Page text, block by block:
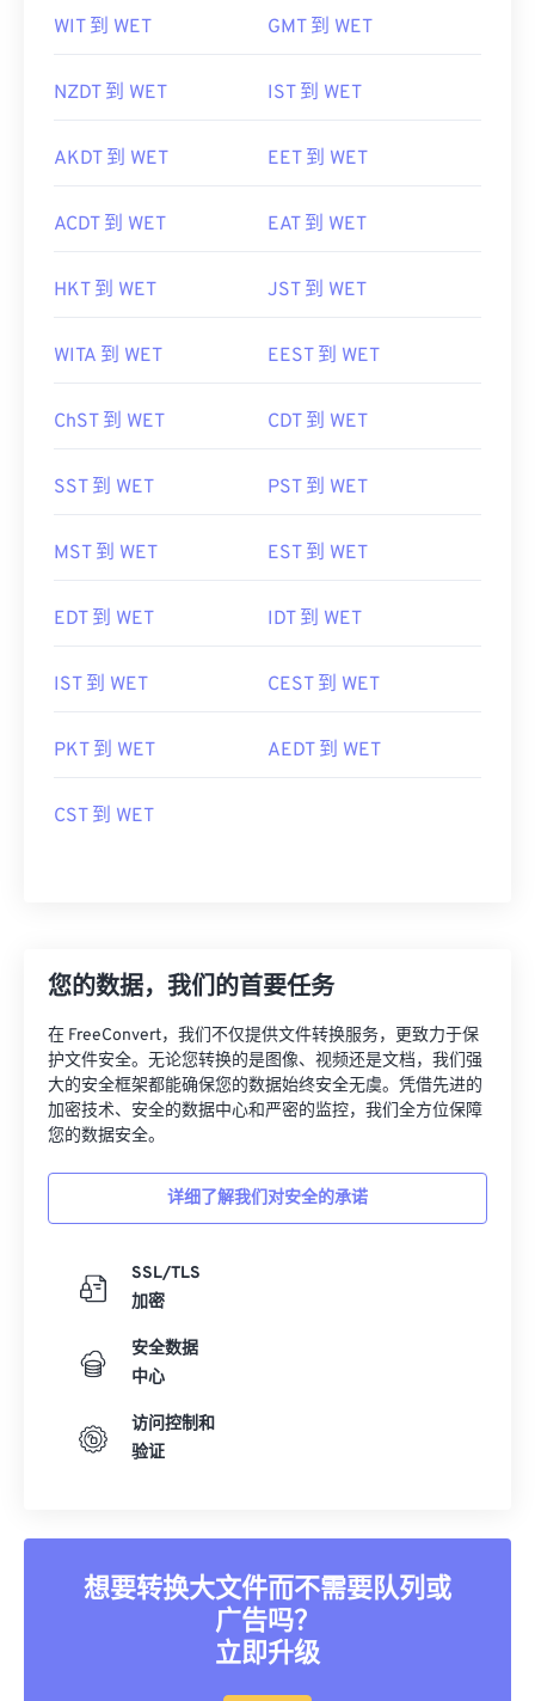
WIT 到 WET GMT 到 WET
NZDT 到 WET IST 到 WET
AKDT 到 WET EET 到 WET
ACDT 到 WET EAT 到 WET
HKT 到 WET JST 到 WET
WITA 到 WET EEST 到 WET
ChST 到 WET CDT 到 WET
SST 到 WET PST 到 WET
MST 到 WET EST 到 WET
EDT 到 WET IDT 到 WET
IST 到 WET CEST 到 WET
PKT 到 WET AEDT 到 WET
CST 到 WET
您的数据，我们的首要任务
在 FreeConvert，我们不仅提供文件转换服务，更致力于保
护文件安全。无论您转换的是图像、视频还是文档，我们强
大的安全框架都能确保您的数据始终安全无虞。凭借先进的
加密技术、安全的数据中心和严密的监控，我们全方位保障
您的数据安全。
详细了解我们对安全的承诺
SSL/TLS
加密
安全数据
中心
访问控制和
验证
想要转换大文件而不需要队列或
广告吗？
立即升级